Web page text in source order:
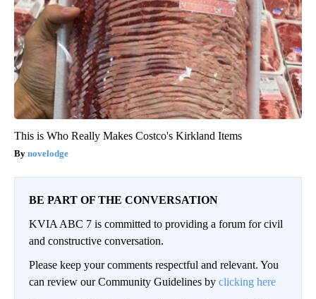
This is Who Really Makes Costco's Kirkland Items
novelodge
BE PART OF THE CONVERSATION
KVIA ABC 7 is committed to providing a forum for civil
and constructive conversation.
Please keep your comments respectful and relevant. You
can review our Community Guidelines by clicking here